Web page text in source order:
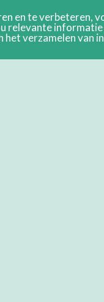
en te verbeteren,
relevante
verzamelen